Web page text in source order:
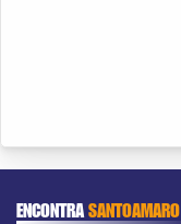
ENCONTRASANTOAMARO